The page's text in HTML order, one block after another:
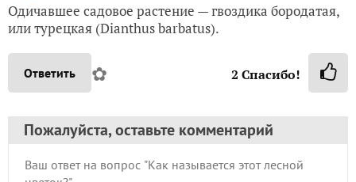
Одичавшее садовое растение — гвоздика бородатая,
или турецкая (Dianthus barbatus).
Ответить ✿ 2 Спасибо!
Пожалуйста, оставьте комментарий